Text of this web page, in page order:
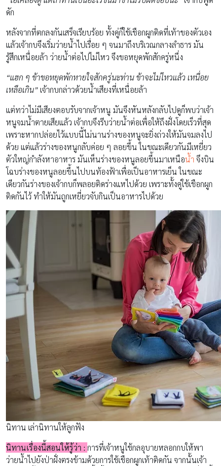
ดัก
หลังจากที่ตกลงกันเสร็จเรียบร้อย ทั้งคู่ก็ใช้เชือกผูกติดที่เท้าของตัวเอง
แล้วเจ้ากบจึงเริ่มว่ายน้ำไปเรื่อย ๆ จนมาถึงบริเวณกลางลำธาร มัน
รู้สึกเหนื่อยล้า ว่ายน้ำต่อไปไม่ไหว จึงขอหยุดพักสักครู่หนึ่ง
“แฮก ๆ ข้าขอหยุดพักหายใจสักครู่นะท่าน ข้าจะไม่ไหวแล้ว เหนื่อย
เหลือเกิน”เจ้ากบกล่าวด้วยน้ำเสียงที่เหนื่อยล้า
แต่ทว่าไม่มีเสียงตอบรับจากเจ้าหนู มันจึงหันหลังกลับไปดูก็พบว่าเจ้า
หนูจมน้ำตายเสียแล้ว เจ้ากบจึงรีบว่ายน้ำต่อเพื่อให้ถึงฝั่งโดยเร็วที่สุด
เพราะหากปล่อยไว้แบบนี้ไม่นานร่างของหนูจะยิ่งถ่วงให้มันจมลงไป
ด้วย แต่แล้วร่างของหนูกลับค่อย ๆ ลอยขึ้น ในขณะเดียวกันมีเหยี่ยว
ตัวใหญ่กำลังหาอาหาร มันเห็นร่างของหนูลอยขึ้นมาเหนือน้ำ จึงบิน
โฉบร่างของหนูลอยขึ้นไปบนท้องฟ้าเพื่อเป็นอาหารเย็น ในขณะ
เดียวกันร่างของเจ้ากบก็พลอยติดร่างแหไปด้วย เพราะทั้งคู่ใช้เชือกผูก
ติดกันไว้ ทำให้มันถูกเหยี่ยวจับกินเป็นอาหารไปด้วย
นิทาน เล่านิทานให้ลูกฟัง
นิทานเรื่องนี้สอนให้รู้ว่า : การที่เจ้าหนูใช้กลอุบายหลอกกบให้พา
ว่ายน้ำไปยังป่าฝั่งตรงข้ามด้วยการใช้เชือกผูกเท้าติดกัน จากนั้นเจ้า